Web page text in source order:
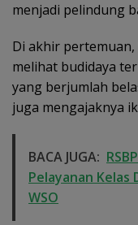
menjadi pelindung
Di akhir
melihat budidaya
yang berjumlah
juga mengajaknya
BACA JUGA:
Pelayanan Kelas
WSO